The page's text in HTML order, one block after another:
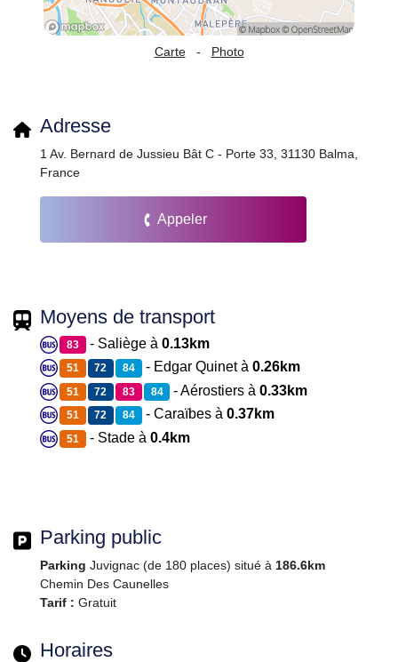
Carte - Photo
Adresse
1 Av. Bernard de Jussieu Bât C - Porte 33, 31130 Balma,
France
Appeler
Moyens de transport
83 - Saliège à 0.13km
51 72 84 - Edgar Quinet à 0.26km
51 72 83 84 - Aérostiers à0.33km
51 72 84 - Caraïbes à 0.37km
51 - Stade à 0.4km
Parking public
Parking Juvignac (de 180 places) situé à 186.6km
Chemin Des Caunelles
Tarif : Gratuit
Horaires